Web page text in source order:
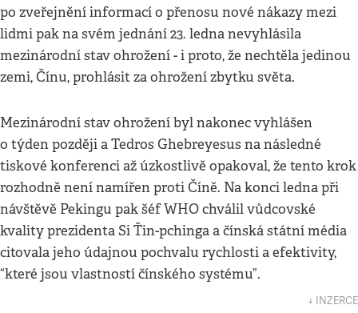
po zveřejnění informací o přenosu nové nákazy mezi
lidmi pak na svém jednání 23. ledna nevyhlásila
mezinárodní stav ohrožení - i proto, že nechtěla jedinou
zemi, Čínu, prohlásit za ohrožení zbytku světa.
Mezinárodní stav ohrožení byl nakonec vyhlášen
o týden později a Tedros Ghebreyesus na následné
tiskové konferenci až úzkostlivě opakoval, že tento krok
rozhodně není namířen proti Číně. Na konci ledna při
návštěvě Pekingu pak šéf WHO chválil vůdcovské
kvality prezidenta Si Ťin-pchinga a čínská státní média
citovala jeho údajnou pochvalu rychlosti a efektivity,
“které jsou vlastností čínského systému”.
↓ INZERCE